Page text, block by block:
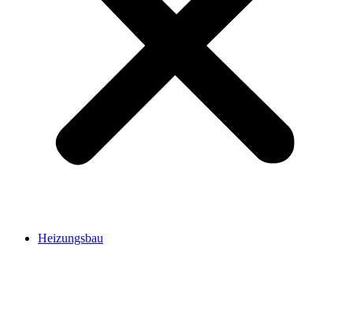
Heizungsbau